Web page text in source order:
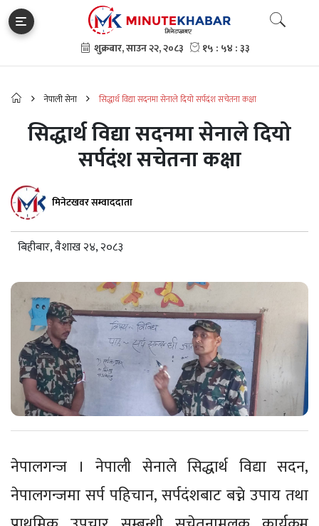
नेपाली सेना सिद्धार्थ विद्या सदनमा सेनाले दियो सर्पदंश सचेतना कक्षा
सिद्धार्थ विद्या सदनमा सेनाले दियो
सर्पदंश सचेतना कक्षा
मिनेटखवर सम्वाददाता
बिहीबार, वैशाख २४, २०८३
नेपालगन्ज । नेपाली सेनाले सिद्धार्थ विद्या सदन,
नेपालगन्जमा सर्प पहिचान, सर्पदंशबाट बच्ने उपाय तथा